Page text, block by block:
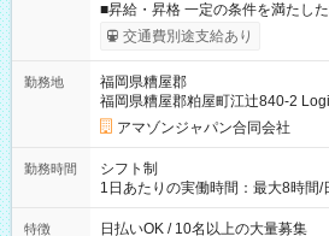
■昇給・昇格 一定の条件を満たし
まで昇給の機会があります。 ■正社員登用制度あり ※月末締/翌
月25日支払い ※時間外手当、別
☆Amazon直雇用で安定して働けます！ 【試用期間】試
あり 試用期間の長さ：1週間 雇用
です。
交通費別途支給あり
勤務地
福岡県糟屋郡
福岡県糟屋郡粕屋町江辻840-2
アマゾンジャパン合同会社
勤務時間
シフト制
1日あたりの実働時間：最大8時間
特徴 日払いOK / 10名以上の大量募集